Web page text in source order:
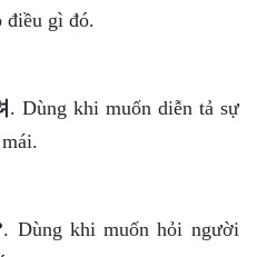
điều gì đó.
. Dùng khi muốn diễn tả sự
. Dùng khi muốn hỏi người